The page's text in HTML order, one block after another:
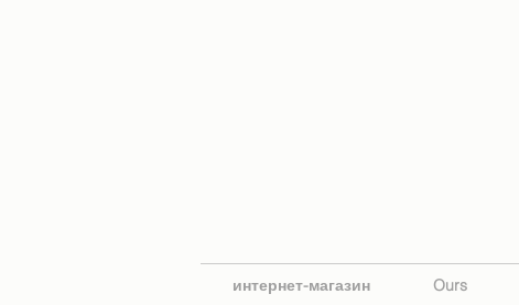
интернет-магазин Ours